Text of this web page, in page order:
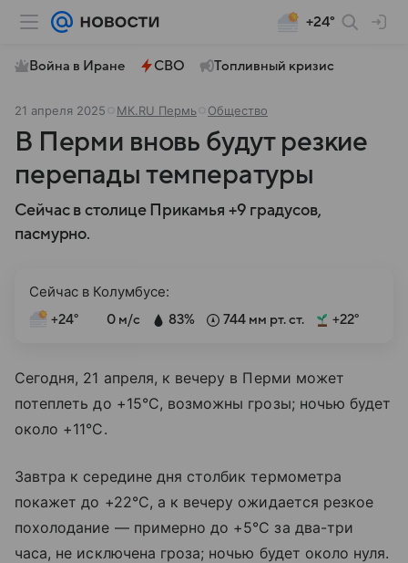
+24°
Война в Иране СВО Топливный кризис
21 апреля 2025 МК.RU Пермь Общество
В Перми вновь будут резкие
перепады температуры
Сейчас в столице Прикамья +9 градусов,
пасмурно.
Сейчас в Колумбусе:
+24° 0 м/с 83% 744 мм рт. ст. +22°
Сегодня, 21 апреля, к вечеру в Перми может
потеплеть до +15°C, возможны грозы; ночью будет
около +11°C.
Завтра к середине дня столбик термометра
покажет до +22°C, а к вечеру ожидается резкое
похолодание — примерно до +5°C за два-три
часа, не исключена гроза; ночью будет около нуля.